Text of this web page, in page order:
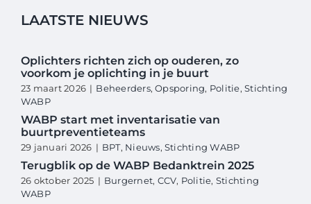
LAATSTE NIEUWS
Oplichters richten zich op ouderen, zo
voorkom je oplichting in je buurt
23 maart 2026 | Beheerders,Opsporing, Politie,Stichting
WABP
WABP start met inventarisatie van
buurtpreventieteams
29 januari 2026 | BPT, Nieuws, Stichting WABP
Terugblik op de WABP Bedanktrein 2025
26 oktober 2025 | Burgernet, CCV, Politie, Stichting
WABP